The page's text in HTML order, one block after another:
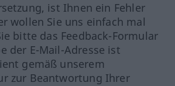
ist Ihnen ein Fehler
wollen Sie uns einfach mal
bitte das Feedback-Formular
der E-Mail-Adresse ist
gemäß unserem
zur Beantwortung Ihrer